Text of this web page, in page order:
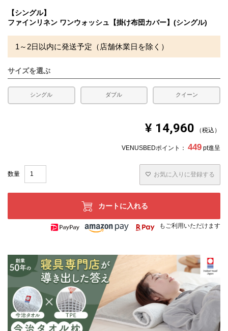
【シングル】
ファインリネン ワンウォッシュ【掛け布団カバー】(シングル)
1～2日以内に発送予定（店舗休業日を除く）
サイズを選ぶ
シングル ダブル クイーン
¥ 14,960 税込
VENUSBEDポイント： 449 pt進呈
お気に入りに登録する
カートに入れる
もご利用いただけます